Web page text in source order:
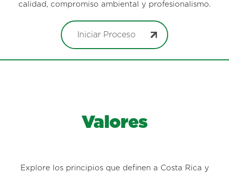
calidad, compromiso ambiental y profesionalismo.
Iniciar Proceso
Valores
Explore los principios que definen a Costa Rica y